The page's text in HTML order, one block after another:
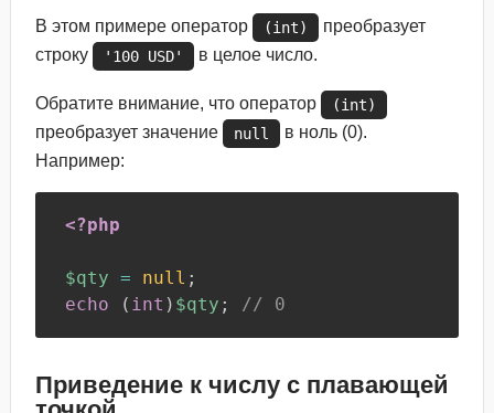
В этом примере оператор (int)
преобразует
строку
'100 USD' в целое число.
Обратите внимание, что оператор (int)
преобразует значение null
в ноль (0).
Например:
<?php
$qty = null ;
echo
( int ) $qty ; // 0
Приведение к числу с плавающей